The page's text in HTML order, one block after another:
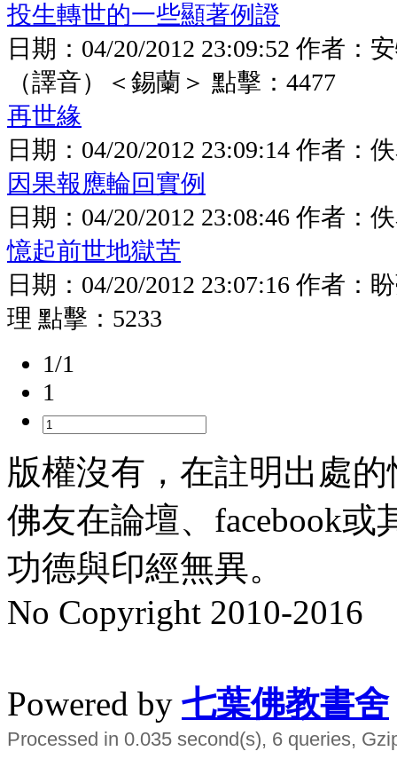
投生轉世的一些顯著例證
日期： 04/20/2012 23:09:52 作者：
（譯音）＜錫蘭＞ 點擊： 4477
再世緣
日期： 04/20/2012 23:09:14 作者：
因果報應輪回實例
日期： 04/20/2012 23:08:46 作者：
憶起前世地獄苦
日期： 04/20/2012 23:07:16 作者：
理 點擊： 5233
1/1
1
版權沒有，在註明出處
佛友在論壇、facebook
功德與印經無異。
No Copyright 2010-2016
Powered by 七葉佛教書舍
Processed in 0.035 second(s), 6 queries,